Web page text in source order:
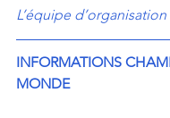
L’équipe d’organisation
INFORMATIONS
MONDE